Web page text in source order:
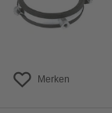
Merken